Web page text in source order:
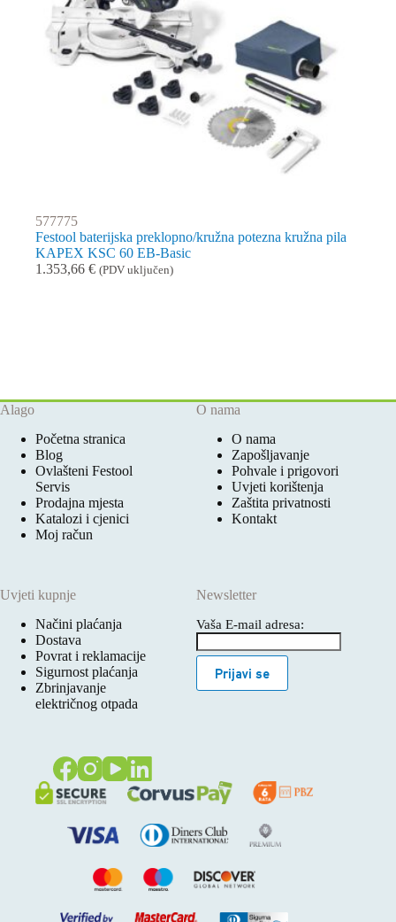
577775
Festool baterijska preklopno/kružna potezna kružna pila
KAPEX KSC 60 EB-Basic
1.353,66 € (PDV uključen)
Alago
Početna stranica
Blog
Ovlašteni Festool
Servis
Prodajna mjesta
Katalozi i cjenici
Moj račun
O nama
O nama
Zapošljavanje
Pohvale i prigovori
Uvjeti korištenja
Zaštita privatnosti
Kontakt
Uvjeti kupnje
Načini plaćanja
Dostava
Povrat i reklamacije
Sigurnost plaćanja
Zbrinjavanje
električnog otpada
Newsletter
Vaša E-mail adresa:
Prijavi se